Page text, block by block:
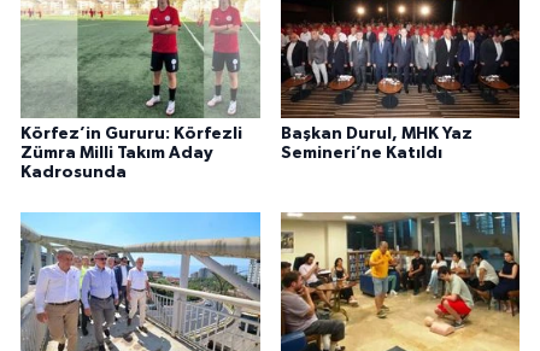
Körfez’in Gururu: Körfezli
Zümra Milli Takım Aday
Kadrosunda
Başkan Durul, MHK Yaz
Semineri’ne Katıldı